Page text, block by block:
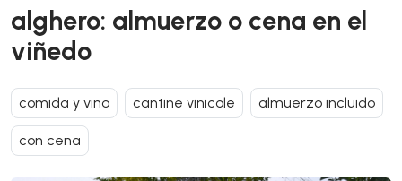
alghero: almuerzo o cena en el
viñedo
comida y vino cantine vinicole almuerzo incluido
con cena